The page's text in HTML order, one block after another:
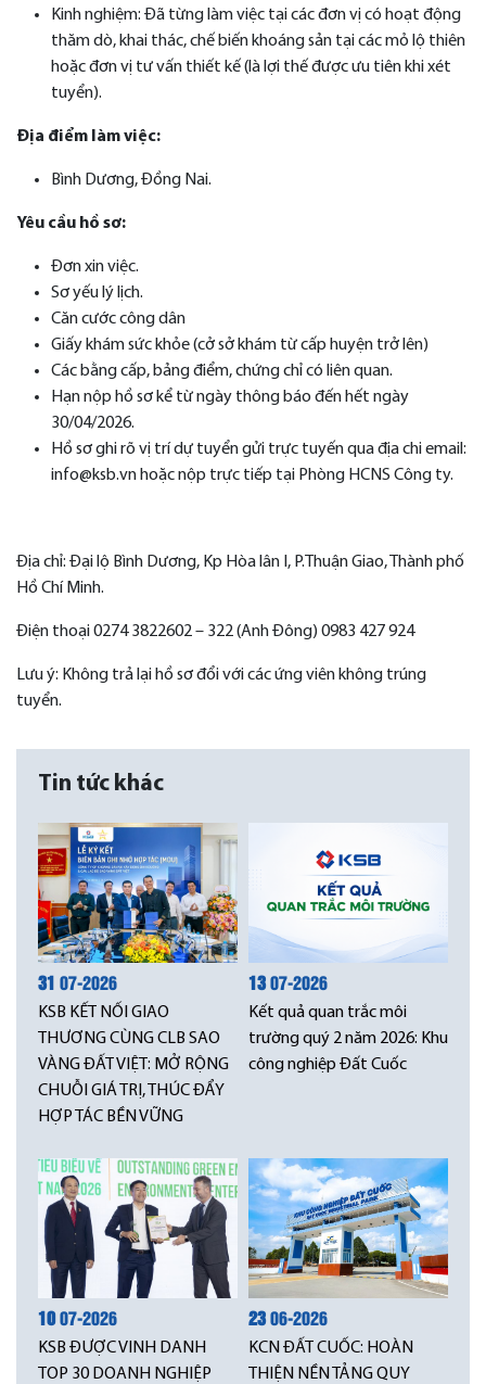
Kinh nghiệm: Đã từng làm việc tại các đơn vị có hoạt động
thăm dò, khai thác, chế biến khoáng sản tại các mỏ lộ thiên
hoặc đơn vị tư vấn thiết kế (là lợi thế được ưu tiên khi xét
tuyển).
Địa điểm làm việc:
Bình Dương, Đồng Nai.
Yêu cầu hồ sơ:
Đơn xin việc.
Sơ yếu lý lịch.
Căn cước công dân
Giấy khám sức khỏe (cở sở khám từ cấp huyện trở lên)
Các bằng cấp, bảng điểm, chứng chỉ có liên quan.
Hạn nộp hồ sơ kể từ ngày thông báo đến hết ngày
30/04/2026.
Hồ sơ ghi rõ vị trí dự tuyển gửi trực tuyến qua địa chi email:
info@ksb.vn hoặc nộp trực tiếp tại Phòng HCNS Công ty.
Địa chỉ: Đại lộ Bình Dương, Kp Hòa lân I, P.Thuận Giao, Thành phố
Hồ Chí Minh.
Điện thoại 0274 3822602 – 322 (Anh Đông) 0983 427 924
Lưu ý: Không trả lại hồ sơ đổi với các ứng viên không trúng
tuyển.
Tin tức khác
31 07-2026
KSB KẾT NỐI GIAO
THƯƠNG CÙNG CLB SAO
VÀNG ĐẤT VIỆT: MỞ RỘNG
CHUỖI GIÁ TRỊ, THÚC ĐẨY
HỢP TÁC BỀN VỮNG
1307-2026
Kết quả quan trắc môi
trường quý 2 năm 2026: Khu
công nghiệp Đất Cuốc
1007-2026
KSB ĐƯỢC VINH DANH
TOP 30 DOANH NGHIỆP
2306-2026
KCN ĐẤT CUỐC: HOÀN
THIỆN NỀN TẢNG QUY